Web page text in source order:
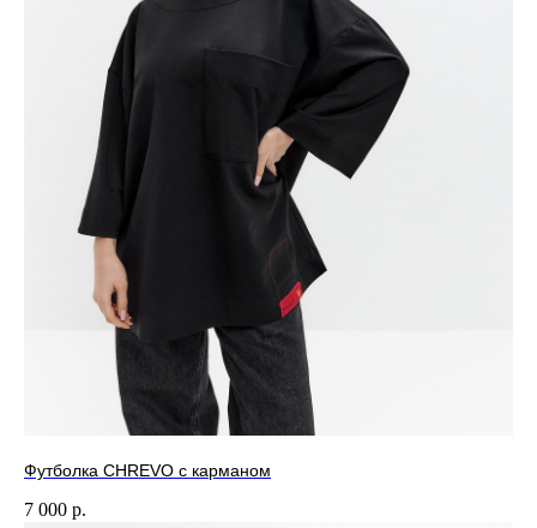
Футболка CHREVO с карманом
7 000 р.